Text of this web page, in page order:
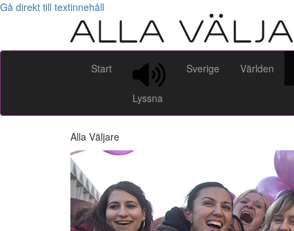
Gå direkt till textinnehåll
Start
Lyssna
Sverige Världen
Alla Väljare